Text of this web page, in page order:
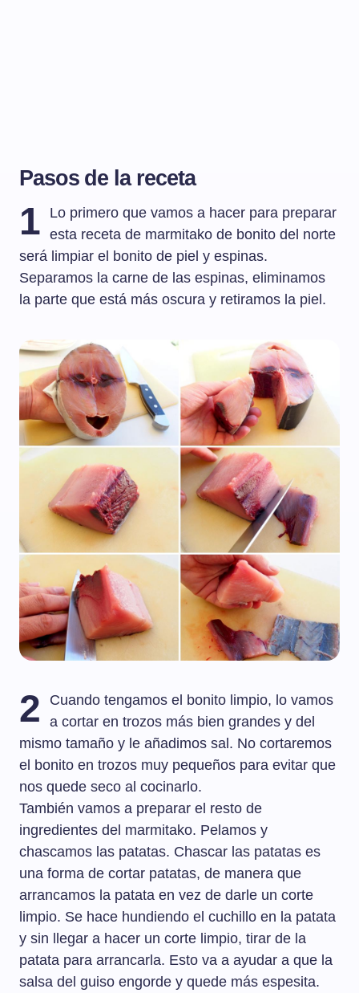
Pasos de la receta
1
Lo primero que vamos a hacer para preparar
esta receta de marmitako de bonito del norte
será limpiar el bonito de piel y espinas.
Separamos la carne de las espinas, eliminamos
la parte que está más oscura y retiramos la piel.
2
Cuando tengamos el bonito limpio, lo vamos
a cortar en trozos más bien grandes y del
mismo tamaño y le añadimos sal. No cortaremos
el bonito en trozos muy pequeños para evitar que
nos quede seco al cocinarlo.
También vamos a preparar el resto de
ingredientes del marmitako. Pelamos y
chascamos las patatas. Chascar las patatas es
una forma de cortar patatas, de manera que
arrancamos la patata en vez de darle un corte
limpio. Se hace hundiendo el cuchillo en la patata
y sin llegar a hacer un corte limpio, tirar de la
patata para arrancarla. Esto va a ayudar a que la
salsa del guiso engorde y quede más espesita.